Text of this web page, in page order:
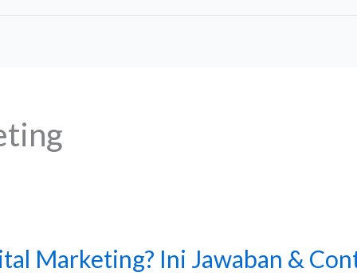
Marketing? Ini Jawaban &